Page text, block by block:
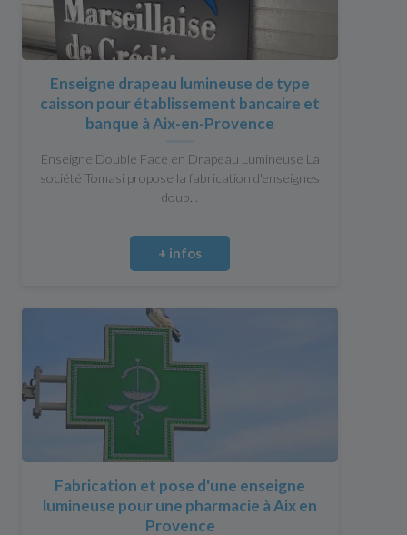
Enseigne drapeau lumineuse de type
caisson pour établissement bancaire et
banque à Aix-en-Provence
Enseigne Double Face en Drapeau Lumineuse La
société Tomasi propose la fabrication d'enseignes
doub...
+ infos
Fabrication et pose d'une enseigne
lumineuse pour une pharmacie à Aix en
Provence